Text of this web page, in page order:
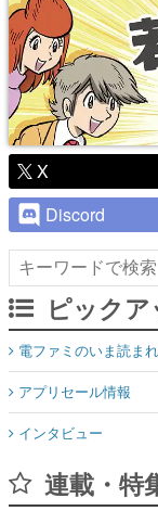
X
Discord
ピック
電ファミのいま読ま
アプリセール情報
インタビュー
連載・特